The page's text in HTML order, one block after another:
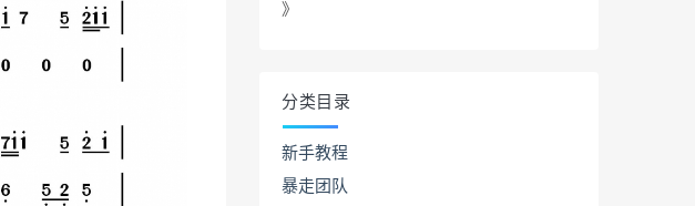
》
分类目录
新手教程
暴走团队